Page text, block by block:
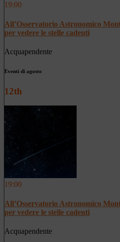
19:00
All’Osservatorio Astronomico
per vedere le stelle cadenti
Acquapendente
Eventi di agosto
12th
19:00
All’Osservatorio Astronomico
per vedere le stelle cadenti
Acquapendente